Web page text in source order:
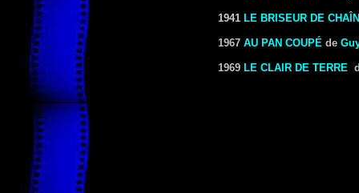
1941 LE BRISEUR DE
1967 AU PAN COUPÉ de
1969 LE CLAIR DE TERRE